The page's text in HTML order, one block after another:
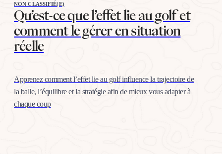
NON CLASSIFIÉ(E)
Qu’est-ce que l’effet lie au golf et
comment le gérer en situation
réelle
Apprenez comment l’effet lie au golf influence la trajectoire de
la balle, l’équilibre et la stratégie afin de mieux vous adapter à
chaque coup